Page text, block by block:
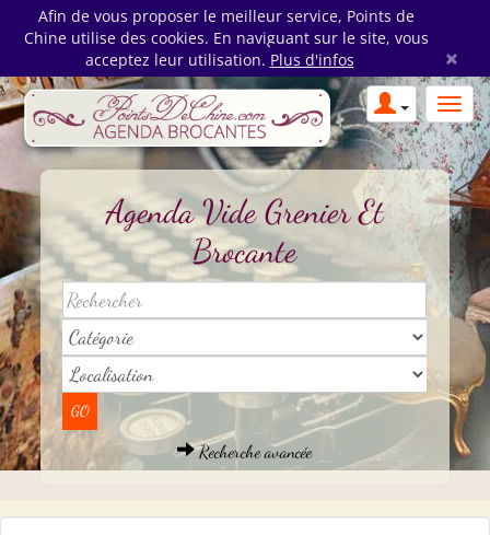
Afin de vous proposer le meilleur service, Points de
Chine utilise des cookies. En naviguant sur le site, vous
acceptez leur utilisation. Plus d'infos ×
Agenda Vide Grenier Et
Brocante
Recherche avancée